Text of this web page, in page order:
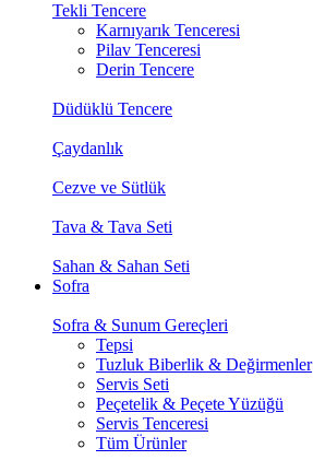
Tekli Tencere
Karnıyarık Tenceresi
Pilav Tenceresi
Derin Tencere
Düdüklü Tencere
Çaydanlık
Cezve ve Sütlük
Tava & Tava Seti
Sahan & Sahan Seti
Sofra
Sofra & Sunum Gereçleri
Tepsi
Tuzluk Biberlik & Değirmenler
Servis Seti
Peçetelik & Peçete Yüzüğü
Servis Tenceresi
Tüm Ürünler